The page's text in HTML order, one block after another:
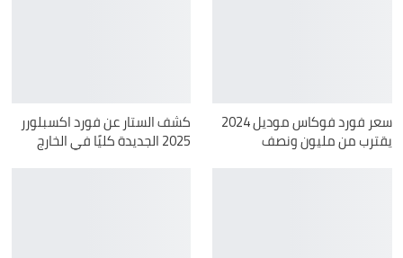
سعر فورد فوكاس موديل 2024
يقترب من مليون ونصف
كشف الستار عن فورد اكسبلورر
2025 الجديدة كليًا في الخارج